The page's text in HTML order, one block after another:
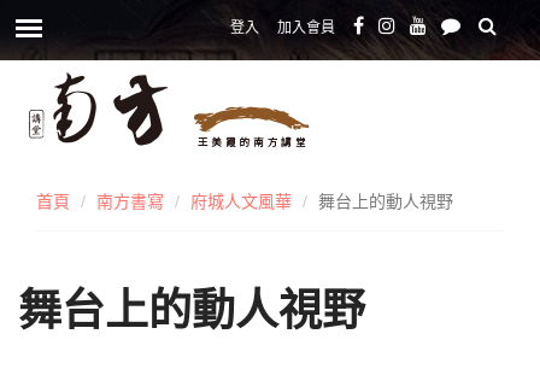
登入 加入會員
首頁 南方書寫 府城人文風華 舞台上的動人視野
舞台上的動人視野